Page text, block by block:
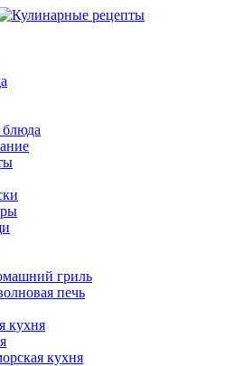
блюда
гриль
печь
кухня
кухня